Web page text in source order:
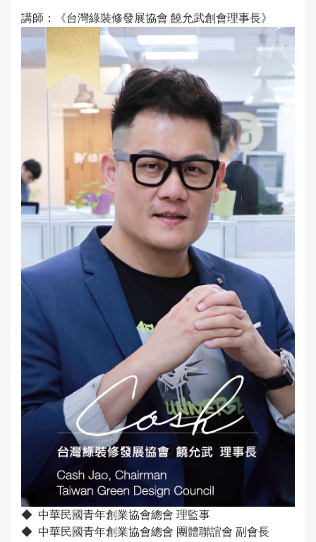
講師：《台灣綠裝修發展協會 饒允武創會理事長》
◆ 中華民國青年創業協會總會 理監事
◆ 中華民國青年創業協會總會 團體聯誼會 副會長